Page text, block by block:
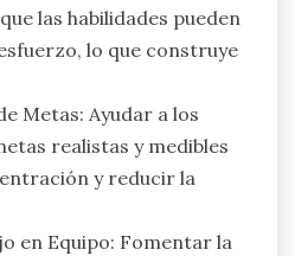
las habilidades pueden
lo que construye
Metas: Ayudar a los
realistas y medibles
y reducir la
en Equipo: Fomentar la